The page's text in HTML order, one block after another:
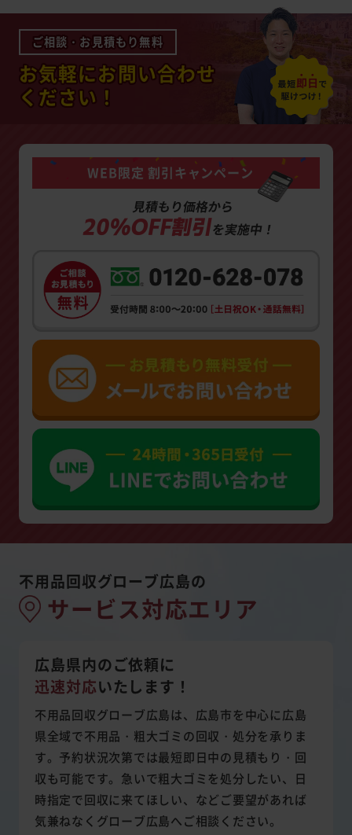
ご相談・お見積もり無料
お気軽にお問い合わせ
ください！
WEB限定 割引キャンペーン
見積もり価格から
20%OFF割引を実施中！
不用品回収グローブ広島の
サービス対応エリア
広島県内のご依頼に
迅速対応いたします！
不用品回収グローブ広島は、広島市を中心に広島
県全域で不用品・粗大ゴミの回収・処分を承りま
す。予約状況次第では最短即日中の見積もり・回
収も可能です。急いで粗大ゴミを処分したい、日
時指定で回収に来てほしい、などご要望があれば
気兼ねなくグローブ広島へご相談ください。